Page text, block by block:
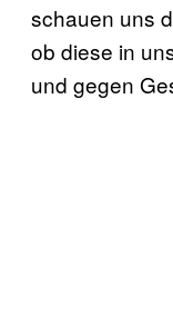
schauen uns
ob diese in
und gegen